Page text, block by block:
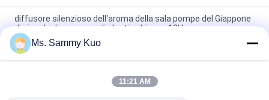
diffusore silenzioso dell'aroma della sala pompe del Giappone
di piccola dimensione di plastica bianca 12V
6W telecomandato DC12V POM Nozzle Scent Diffuser
Machine
Diffusore elettrico portatile rosso dell'aroma della stanza
Ms. Sammy Kuo
11:21 AM